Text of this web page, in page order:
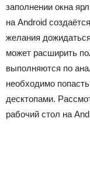
заполнении окна
на Android
желания
может расширить
выполняются по
необходимо
десктопами.
рабочий стол на